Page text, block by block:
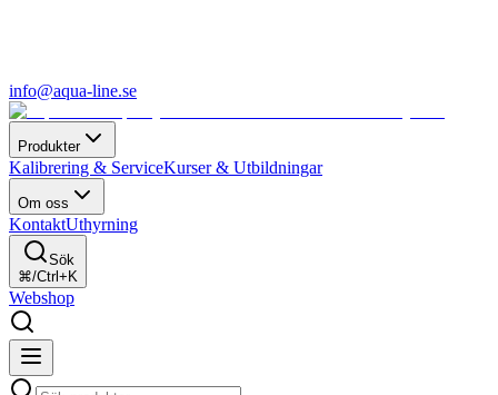
info@aqua-line.se
Produkter
Kalibrering & ServiceKurser & Utbildningar
Om oss
KontaktUthyrning
Sök
⌘/Ctrl+K
Webshop